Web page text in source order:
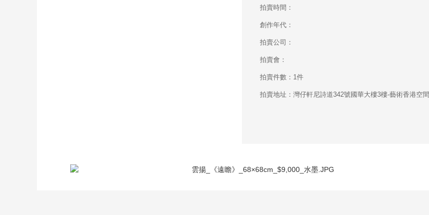
拍賣時間：
創作年代：
拍賣公司：
拍賣會：
拍賣件數：1件
拍賣地址：灣仔軒尼詩道342號國華大樓3樓-藝術香港空間